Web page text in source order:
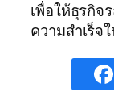
เพื่อให้ธุรกิจ
ความสำเร็จ